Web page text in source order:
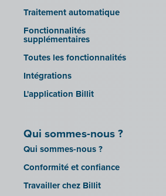
Traitement automatique
Fonctionnalités
supplémentaires
Toutes les fonctionnalités
Intégrations
L'application Billit
Qui sommes-nous ?
Qui sommes-nous ?
Conformité et confiance
Travailler chez Billit